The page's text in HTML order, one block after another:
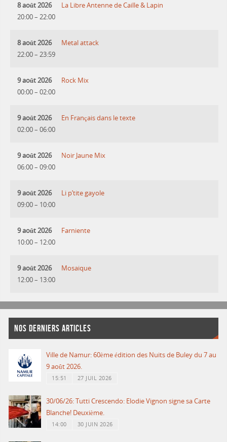
8 août 2026
20:00– 22:00
La Libre Antenne de Caille & Lapin
8 août 2026
22:00– 23:59
Metal attack
9 août 2026
00:00– 02:00
Rock Mix
9 août 2026
02:00– 06:00
En Français dans le texte
9 août 2026
06:00– 09:00
Noir Jaune Mix
9 août 2026
09:00– 10:00
Li p’tite gayole
9 août 2026
10:00– 12:00
Farniente
9 août 2026
12:00– 13:00
Mosaique
NOS DERNIERS ARTICLES
Ville de Namur: 60ème édition des Nuits de Buley du 7 au
9 août 2026.
15:51 27 JUIL 2026
30/06/26: Tutti Crescendo: Elodie Vignon signe sa Carte
Blanche! Deuxième.
14:00 30 JUIN 2026